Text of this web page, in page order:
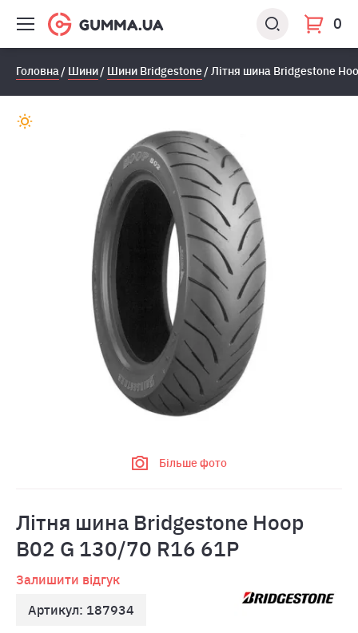
0
Головна Шини Шини Bridgestone Літня шина Bridgestone
Більше фото
Літня шина Bridgestone Hoop
B02 G 130/70 R16 61P
Залишити відгук
Артикул: 187934